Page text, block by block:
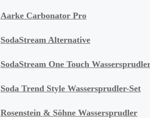
Aarke Carbonator Pro
SodaStream Alternative
SodaStream One Touch
Soda Trend Style Wassersprudler-Set
Rosenstein & Söhne Wassersprudler